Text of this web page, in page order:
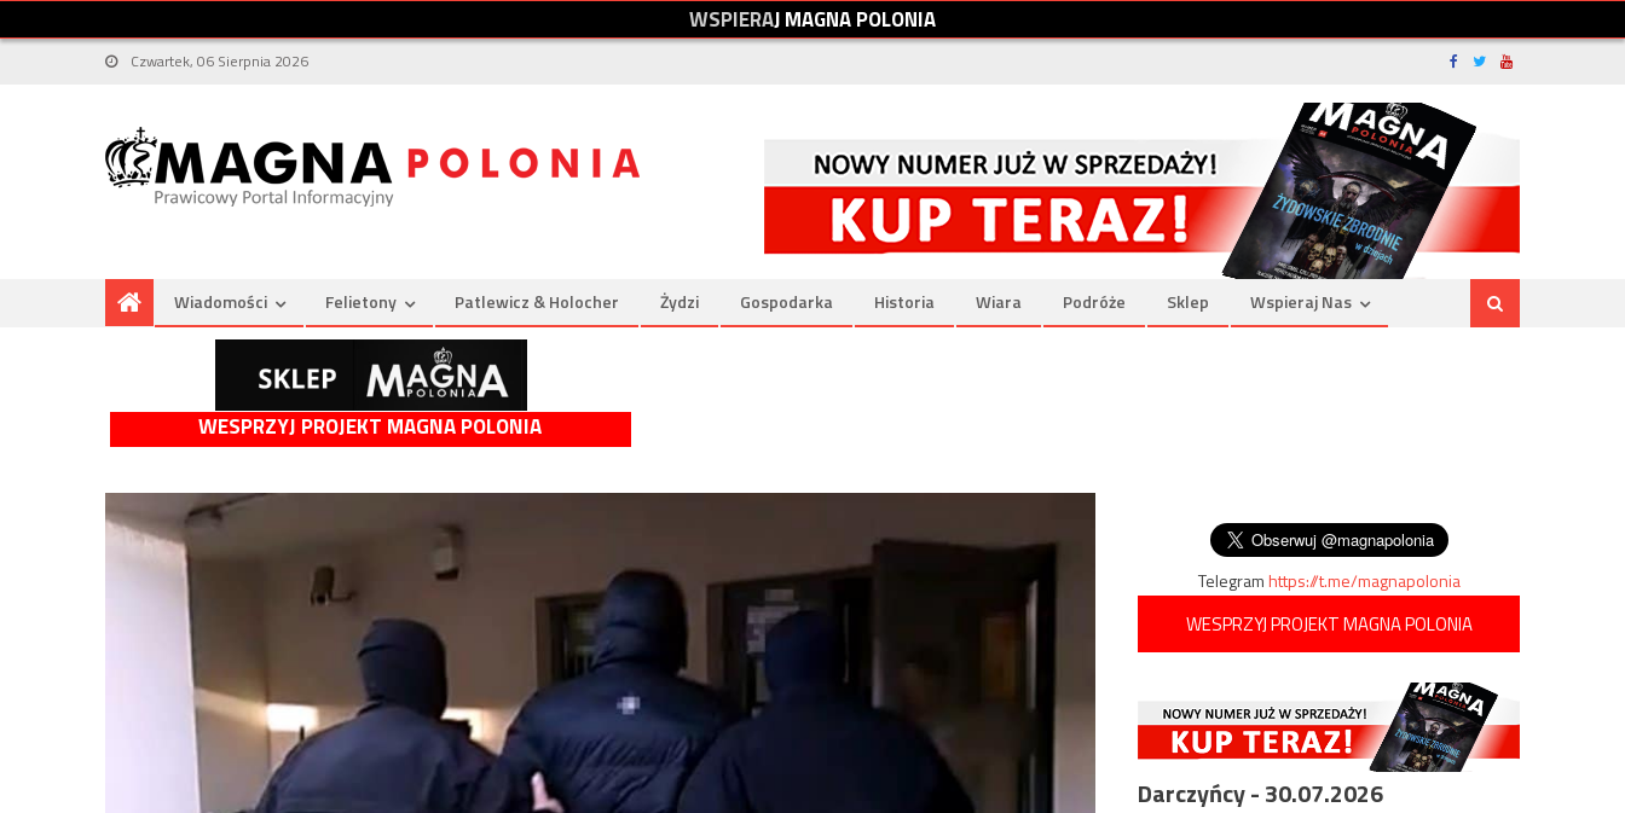
WSPIERAJMAGNAPOLONIA
Czwartek, 06 Sierpnia 2026
Wiadomości Felietony Patlewicz & Holocher Żydzi Gospodarka Historia Wiara Podróże Sklep Wspieraj Nas
WESPRZYJ PROJEKT MAGNA POLONIA
Telegramhttps://t.me/magnapolonia
WESPRZYJ PROJEKT MAGNA POLONIA
Darczyńcy - 30.07.2026